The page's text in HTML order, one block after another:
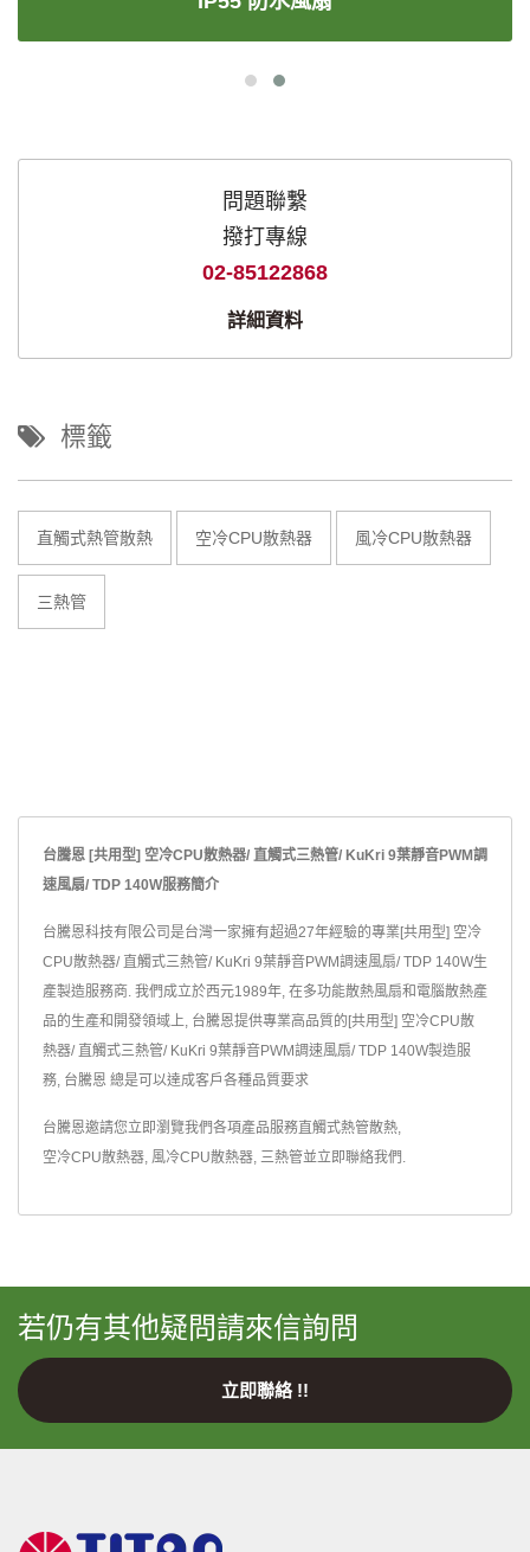
問題聯繫
撥打專線
02-85122868
詳細資料
標籤
直觸式熱管散熱 空冷CPU散熱器 風冷CPU散熱器
三熱管
台騰恩 [共用型] 空冷CPU散熱器/ 直觸式三熱管/ KuKri 9葉靜音PWM調
速風扇/ TDP 140W服務簡介
台騰恩科技有限公司是台灣一家擁有超過27年經驗的專業[共用型] 空冷
CPU散熱器/ 直觸式三熱管/ KuKri 9葉靜音PWM調速風扇/ TDP 140W生
產製造服務商. 我們成立於西元1989年, 在多功能散熱風扇和電腦散熱產
品的生產和開發領域上, 台騰恩提供專業高品質的[共用型] 空冷CPU散
熱器/ 直觸式三熱管/ KuKri 9葉靜音PWM調速風扇/ TDP 140W製造服
務, 台騰恩 總是可以達成客戶各種品質要求
台騰恩邀請您立即瀏覽我們各項產品服務直觸式熱管散熱,
空冷CPU散熱器, 風冷CPU散熱器, 三熱管並立即聯絡我們.
若仍有其他疑問請來信詢問
立即聯絡 !!